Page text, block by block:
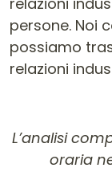
persone. Noi
possiamo
relazioni
L’analisi
oraria